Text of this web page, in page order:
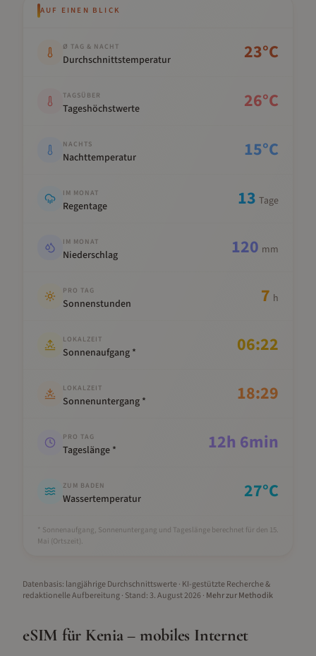
AUF EINEN BLICK
Ø TAG & NACHT
Durchschnittstemperatur 23°C
TAGSÜBER
Tageshöchstwerte 26°C
NACHTS
Nachttemperatur 15°C
IM MONAT
Regentage 13 Tage
IM MONAT
Niederschlag 120 mm
PRO TAG
Sonnenstunden 7 h
LOKALZEIT
Sonnenaufgang * 06:22
LOKALZEIT
Sonnenuntergang * 18:29
PRO TAG
Tageslänge * 12h 6min
ZUM BADEN
Wassertemperatur 27°C
* Sonnenaufgang, Sonnenuntergang und Tageslänge berechnet für den 15.
Mai (Ortszeit).
Datenbasis: langjährige Durchschnittswerte · KI-gestützte Recherche &
redaktionelle Aufbereitung· Stand: 3. August 2026· Mehr zur Methodik
eSIM für Kenia– mobiles Internet